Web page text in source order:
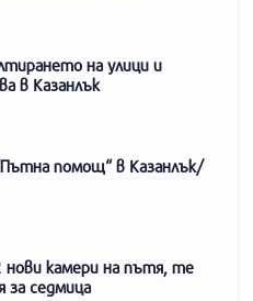
на улици и
в Казанлък
помощ“ в Казанлък/
камери на пътя, те
за седмица